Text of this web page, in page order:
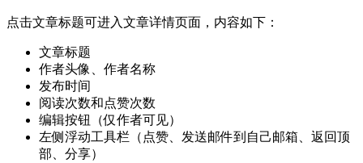
点击文章标题可进入文章详情页面，内容如下：
文章标题
作者头像、作者名称
发布时间
阅读次数和点赞次数
编辑按钮（仅作者可见）
左侧浮动工具栏（点赞、发送邮件到自己邮箱、返回顶
部、分享）